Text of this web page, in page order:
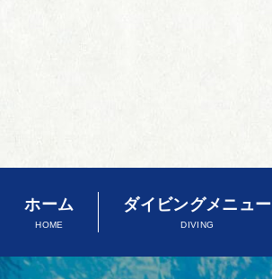
ホーム
HOME
ダイビングメニュー
DIVING